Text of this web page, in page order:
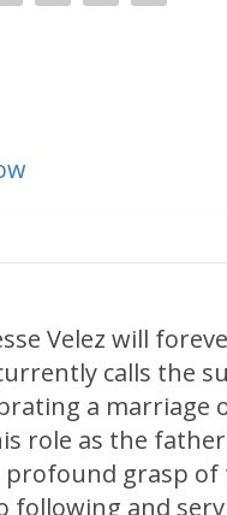
Velez will
calls the
a marriage
role as the
grasp of
following and